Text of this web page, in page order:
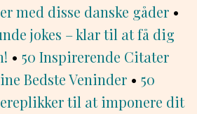
med disse danske gåder •
jokes – klar til at få dig
• 50 Inspirerende Citater
Bedste Veninder • 50
til at imponere dit